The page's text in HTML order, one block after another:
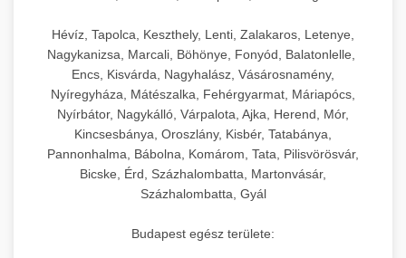
Hévíz, Tapolca, Keszthely, Lenti, Zalakaros, Letenye,
Nagykanizsa, Marcali, Böhönye, Fonyód, Balatonlelle,
Encs, Kisvárda, Nagyhalász, Vásárosnamény,
Nyíregyháza, Mátészalka, Fehérgyarmat, Máriapócs,
Nyírbátor, Nagykálló, Várpalota, Ajka, Herend, Mór,
Kincsesbánya, Oroszlány, Kisbér, Tatabánya,
Pannonhalma, Bábolna, Komárom, Tata, Pilisvörösvár,
Bicske, Érd, Százhalombatta, Martonvásár,
Százhalombatta, Gyál
Budapest egész területe: